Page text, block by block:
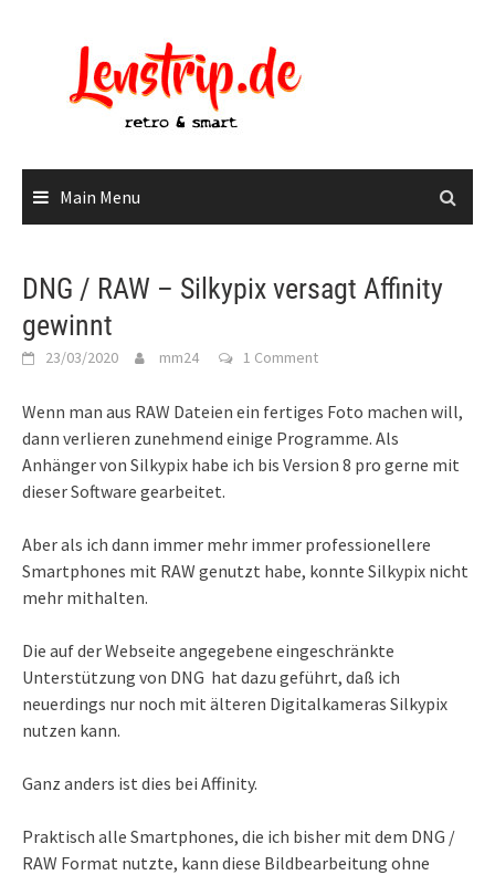
Main Menu
DNG / RAW – Silkypix versagt Affinity
gewinnt
23/03/2020 mm24 1 Comment
Wenn man aus RAW Dateien ein fertiges Foto machen will,
dann verlieren zunehmend einige Programme. Als
Anhänger von Silkypix habe ich bis Version 8 pro gerne mit
dieser Software gearbeitet.
Aber als ich dann immer mehr immer professionellere
Smartphones mit RAW genutzt habe, konnte Silkypix nicht
mehr mithalten.
Die auf der Webseite angegebene eingeschränkte
Unterstützung von DNG hat dazu geführt, daß ich
neuerdings nur noch mit älteren Digitalkameras Silkypix
nutzen kann.
Ganz anders ist dies bei Affinity.
Praktisch alle Smartphones, die ich bisher mit dem DNG /
RAW Format nutzte, kann diese Bildbearbeitung ohne